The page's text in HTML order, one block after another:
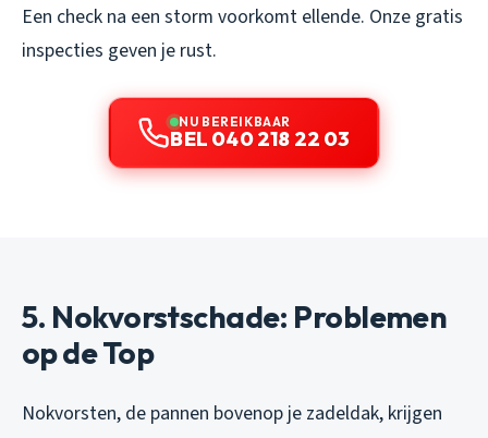
Een check na een storm voorkomt ellende. Onze gratis
inspecties geven je rust.
NU BEREIKBAAR
BEL 040 218 22 03
5. Nokvorstschade: Problemen
op de Top
Nokvorsten, de pannen bovenop je zadeldak, krijgen